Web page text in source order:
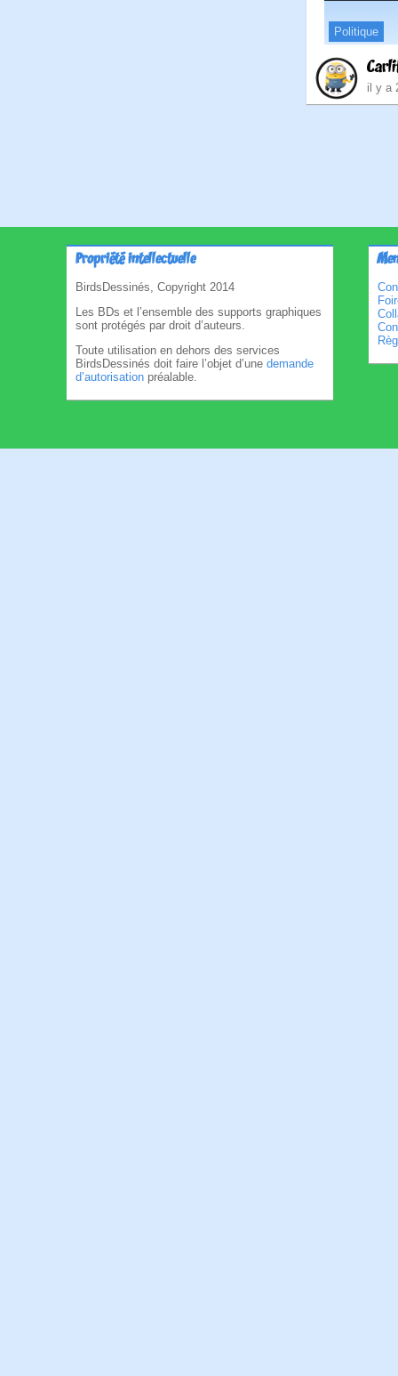
Politique
il y a
Propriété intellectuelle
BirdsDessinés, Copyright 2014
Les BDs et l’ensemble des supports graphiques
sont protégés par droit d’auteurs.
Toute utilisation en dehors des services
BirdsDessinés doit faire l’objet d’une demande
d’autorisation préalable.